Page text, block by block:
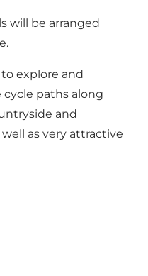
will be arranged
explore and
paths along
and
as very attractive